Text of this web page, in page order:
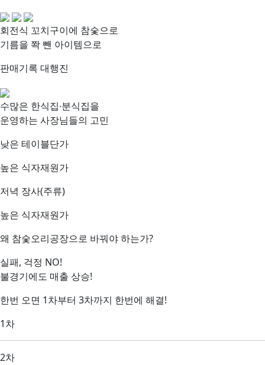
회전식 꼬치구이에 참숯으로
기름을 쫙 뺀 아이템으로
판매기록 대행진
수많은 한식집∙분식집을
운영하는 사장님들의 고민
낮은 테이블단가
높은 식자재원가
저녁 장사(주류)
높은 식자재원가
왜 참숯오리공장으로 바꿔야 하는가?
실패, 걱정 NO!
불경기에도 매출 상승!
한번 오면 1차부터 3차까지 한번에 해결!
1차
2차